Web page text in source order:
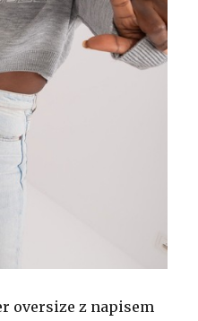
oversize z napisem